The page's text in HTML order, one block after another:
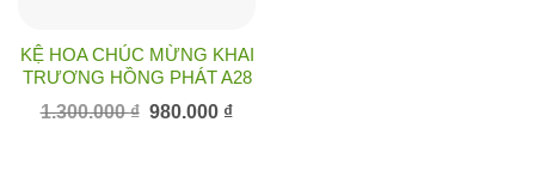
KỆ HOA CHÚC MỪNG KHAI
TRƯƠNG HỒNG PHÁT A28
1.300.000₫ Giá
980.000 ₫Giá